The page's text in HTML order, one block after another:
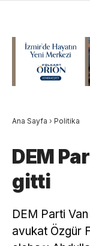
Ana Sayfa › Politika
DEM
gitti
DEM Parti
avukat Özgür